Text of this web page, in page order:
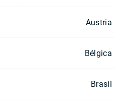
Austria
Bélgica
Brasil